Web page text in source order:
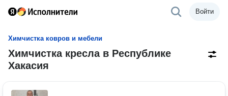
Войти
Химчистка ковров и мебели
Химчистка кресла в Республике
Хакасия